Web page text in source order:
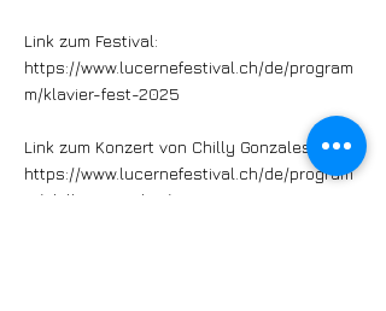
Link zum Festival:
https://www.lucernefestival.ch/de/program
m/klavier-fest-2025
Link zum Konzert von Chilly Gonzales:
https://www.lucernefestival.ch/de/program
m/chilly-gonzales/2156